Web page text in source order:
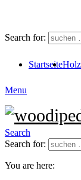
Search for:
Startseite
Menu
Search
Search for:
You are here: